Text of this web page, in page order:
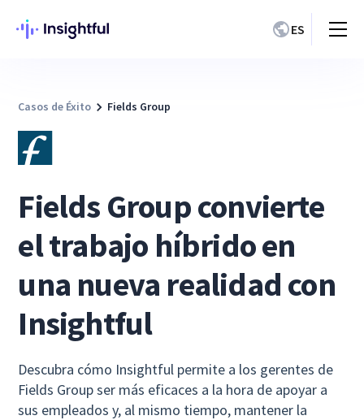
ES
Casos de Éxito Fields Group
Fields Group convierte
el trabajo híbrido en
una nueva realidad con
Insightful
Descubra cómo Insightful permite a los gerentes de
Fields Group ser más eficaces a la hora de apoyar a
sus empleados y, al mismo tiempo, mantener la